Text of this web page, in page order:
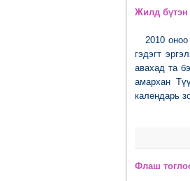
Жилд
2010
гэдэгт
авахад та
амархан
календарь
Флaш